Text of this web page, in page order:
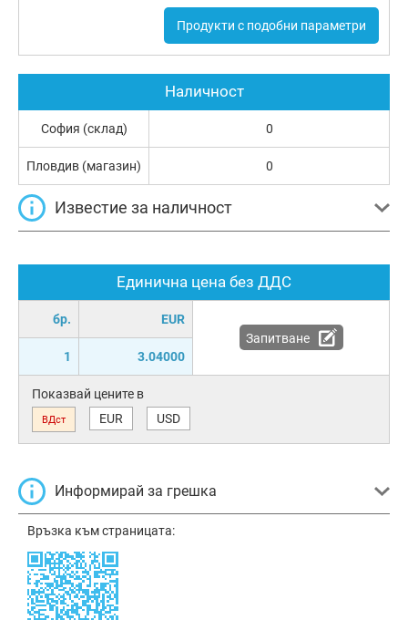
Продукти с подобни параметри
Единична цена без ДДС
бр. EUR
1 3.04000
Запитване
Показвай цените в
ВДст EUR USD
Информирай за грешка
Връзка към страницата:
Наличност
София (склад) 0
Пловдив (магазин) 0
Известие за наличност